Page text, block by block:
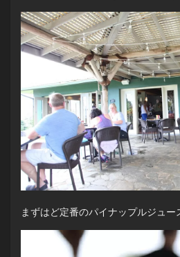
まずはど定番のパイナップルジュー